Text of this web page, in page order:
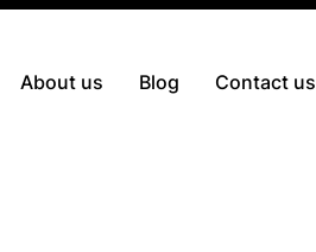
About us Blog Contact us